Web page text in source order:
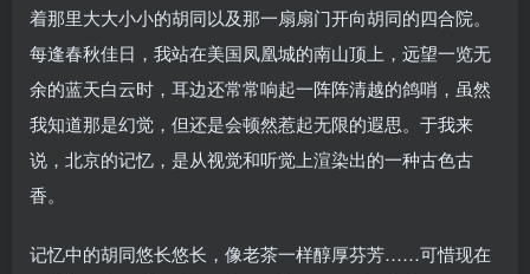
着那里大大小小的胡同以及那一扇扇门开向胡同的四合院。
每逢春秋佳日，我站在美国凤凰城的南山顶上，远望一览无
余的蓝天白云时，耳边还常常响起一阵阵清越的鸽哨，虽然
我知道那是幻觉，但还是会顿然惹起无限的遐思。于我来
说，北京的记忆，是从视觉和听觉上渲染出的一种古色古
香。
记忆中的胡同悠长悠长，像老茶一样醇厚芬芳……可惜现在